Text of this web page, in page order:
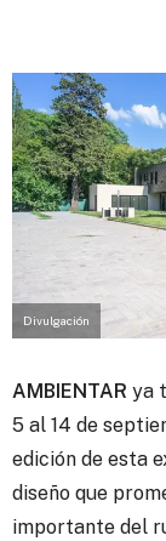
Divulgación
AMBIENTAR ya
5 al 14 de
edición de esta
diseño que
importante del